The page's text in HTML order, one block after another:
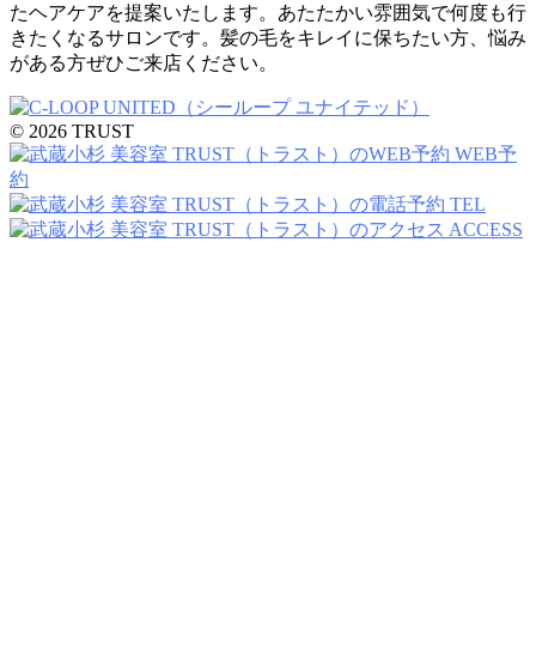
たヘアケアを提案いたします。あたたかい雰囲気で何度も行
きたくなるサロンです。髪の毛をキレイに保ちたい方、悩み
がある方ぜひご来店ください。
© 2026 TRUST
WEB予
約
TEL
ACCESS